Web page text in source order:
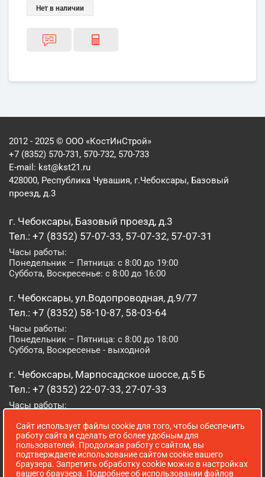
Нет в наличии
2012 - 2025 © ООО «КостИнСтрой»
+7 (8352) 570-731, 570-732, 570-733
E-mail: kst@kst21.ru
428000, Республика Чувашия, г.Чебоксары, Базовый
проезд, д.3
г. Чебоксары, Базовый проезд, д.3
Тел.: +7 (8352) 57-07-33, 57-07-32, 57-07-31
Часы работы:
Понедельник – Пятница: с 8:00 до 19:00
Суббота, Воскресенье: с 8:00 до 16:00
г. Чебоксары, ул.Водопроводная, д.9/77
Тел.: +7 (8352) 58-10-87, 58-03-64
Часы работы:
Понедельник – Пятница: с 8:00 до 18:00
Суббота, Воскресенье - выходной
г. Чебоксары, Марпосадское шоссе, д.5 Б
Тел.: +7 (8352) 22-07-33, 27-07-33
Часы работы:
Суббота, Воскресенье: с 8:00 до 16:00
г. Йошкар-Ола, ул. Луначарского, д. 52 А
Тел.: (8362) 41-07-31
Сайт использует файлы cookie для того, чтобы обеспечить
работу сайта и сделать его более удобным для
пользователей. Продолжая работу с сайтом, вы
подтверждаете использование сайтом cookie вашего
браузера. Запретить обработку cookie можно в настройках
вашего браузера. Подробнее об использовании файлов